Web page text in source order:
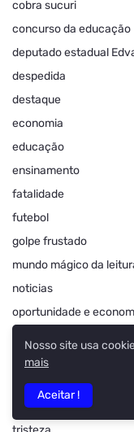
cobra sucuri
concurso da educação
deputado estadual
despedida
destaque
economia
educação
ensinamento
fatalidade
futebol
golpe frustado
mundo mágico da
noticias
oportunidade e
politica
por meio do site da
resultado pnab
Nosso site usa
mais
Aceitar !